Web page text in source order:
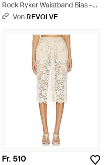
Rock Ryker Waistband Bias -
Mehrfarbig
Von REVOLVE
Fr. 510